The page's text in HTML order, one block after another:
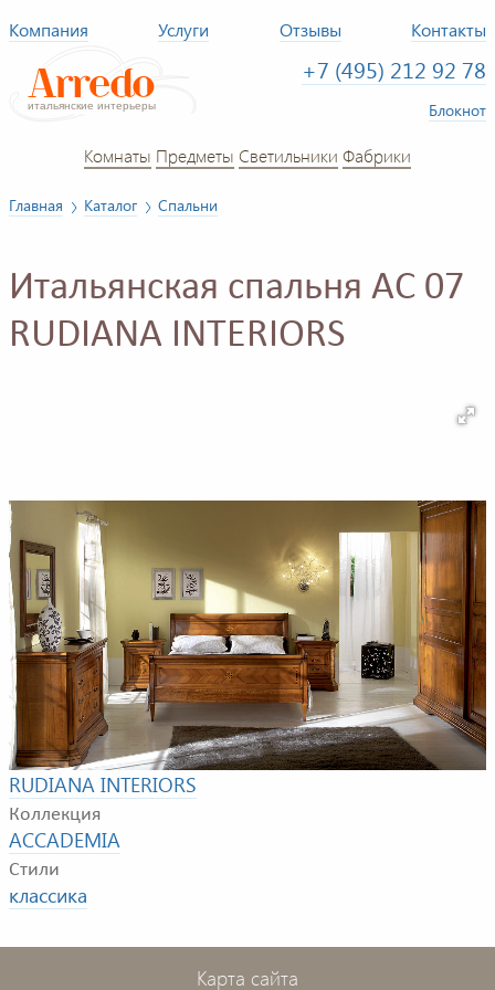
Компания Услуги Отзывы Контакты
+7 (495) 212 92 78
Блокнот
Комнаты Предметы Светильники Фабрики
Главная Каталог Спальни
Итальянская спальня AC 07
RUDIANA INTERIORS
Пример композиции для спальной комнаты. В
композицию входят: кровать, 2 прикроватные
тумбочки, шкаф, комод и зеркало.
Фабрика
RUDIANA INTERIORS
Коллекция
ACCADEMIA
Стили
классика
Карта сайта